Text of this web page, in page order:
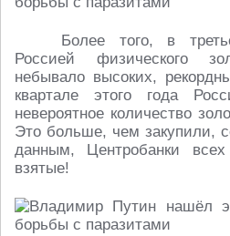
Более того, в
Россией физического
небывало высоких,
квартале этого года
невероятное количество
Это больше, чем закупили,
данным, Центробанки
взятые!